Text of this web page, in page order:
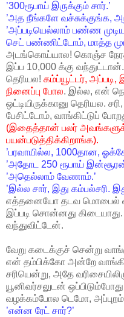
’300ரூபாய் இருக்கும் சார்.’
’அத நீங்களே வச்சுக்குங்க,
’அப்படியெல்லாம் பண்ண
செட் பண்ணிட்டோம், மாத்த
அடங்கொய்யால! கொஞ்ச
இப்ப 10,000 க்கு வந்துட்டான்.
தெரியல! கம்ப்யூட்டர்,
நினைப்பு போல. இல்ல, என்
ஒட்டியிருக்கானு தெரியல.
பேசிட்டோம், வாங்கிட்டுப்
(இதைத்தான் பலர்
பயன்படுத்திக்கிறாங்க).
’பரவாயில்ல, 1000தான,
’அதோட 250 ரூபாய்
’அதெல்லாம் வேணாம்.’
’இல்ல சார், இது கம்பல்சரி.
எத்தனையோ தடவ மொபைல்
இப்படி சொன்னது
வந்துவிட்டேன்.
வேறு கடைக்குச் சென்று
என் தம்பிக்கோ அன்றே
சரியென்று, அதே
யூனிவர்சலுடன்
வழக்கம்போல டெமோ, அப்புறம்
’என்ன ரேட் சார்?’